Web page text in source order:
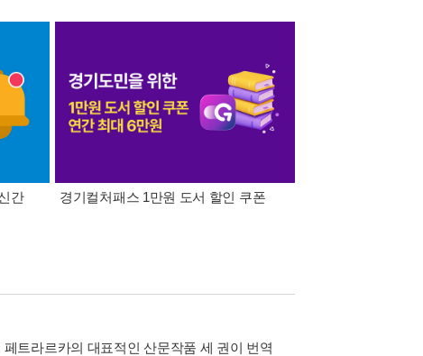
간
경기컬처패스 1만원 도서 할인 쿠폰
트라르카의 대표적인 산문작품 세 권이 번역